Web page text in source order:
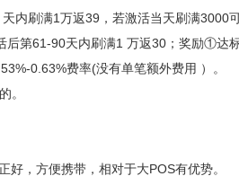
内刷满1万返39，若激活当天刷满3000
第61-90天内刷满1 万返30；奖励①达
0.63%费率(没有单笔额外费用 ）。
。
，方便携带，相对于大POS有优势。